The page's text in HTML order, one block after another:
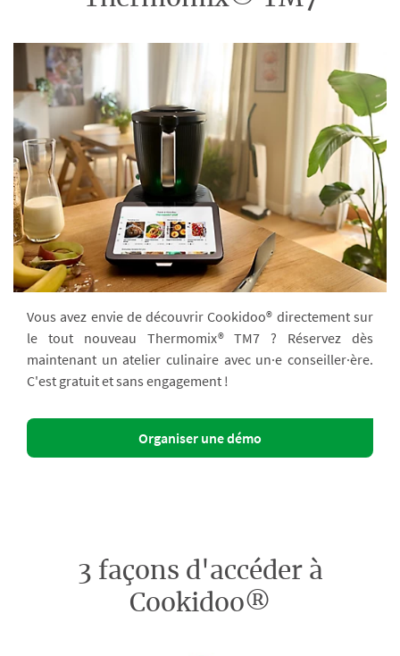
Vous avez envie de découvrir Cookidoo® directement sur
le tout nouveau Thermomix® TM7 ? Réservez dès
maintenant un atelier culinaire avec un·e conseiller·ère.
C'est gratuit et sans engagement !
Organiser une démo
3 façons d'accéder à
Cookidoo®